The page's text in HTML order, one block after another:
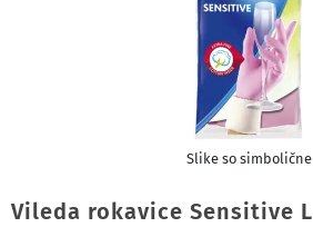
Slike so simbolične
Vileda rokavice Sensitive L